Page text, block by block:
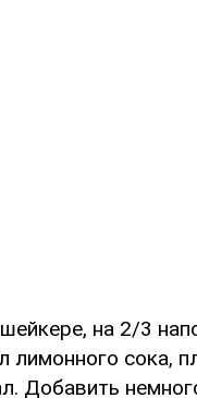
на 2/3
сока,
Добавить